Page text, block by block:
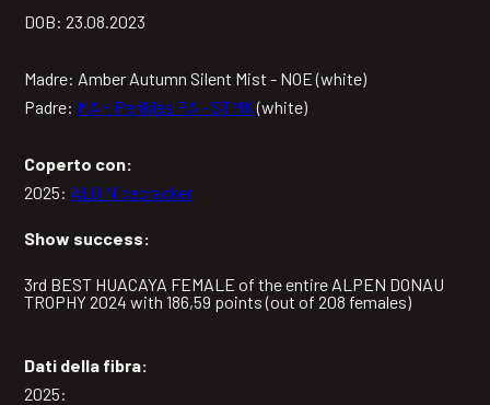
DOB: 23.08.2023
Madre: Amber Autumn Silent Mist - NOE (white)
Padre: MAH Perikles PA - STMK(white)
Coperto con:
2025: ALO Nicecracker
Show success:
3rd BEST HUACAYA FEMALE of the entire ALPEN DONAU
TROPHY 2024 with 186,59 points (out of 208 females)
Dati della fibra:
2025: